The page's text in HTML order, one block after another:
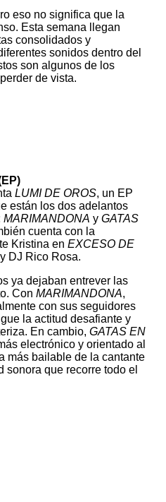
eso no significa que la
Esta semana llegan
consolidados y
sonidos dentro del
son algunos de los
de vista.
LUMI DE OROS, un EP
están los dos adelantos
MARIMANDONA y GATAS
cuenta con la
Kristina en EXCESO DE
DJ Rico Rosa.
ya dejaban entrever las
Con MARIMANDONA,
con sus seguidores
la actitud desafiante y
En cambio, GATAS EN
electrónico y orientado al
más bailable de la cantante
que recorre todo el